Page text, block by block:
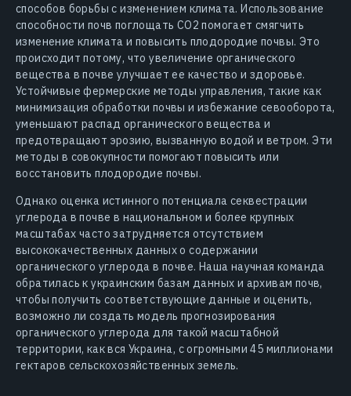
способов борьбы с изменением климата. Использование
способности почв поглощать CO2 помогает смягчить
изменение климата и повысить плодородие почвы. Это
происходит потому, что увеличение органического
вещества в почве улучшает ее качество и здоровье.
Устойчивые фермерские методы управления, такие как
минимизация обработки почвы и избежание севооборота,
уменьшают распад органического вещества и
предотвращают эрозию, вызванную водой и ветром. Эти
методы в совокупности помогают повысить или
восстановить плодородие почвы.
Однако оценка истинного потенциала секвестрации
углерода в почве в национальном и более крупных
масштабах часто затрудняется отсутствием
высококачественных данных о содержании
органического углерода в почве. Наша научная команда
обратилась к украинским базам данных и архивам почв,
чтобы получить соответствующие данные и оценить,
возможно ли создать модель прогнозирования
органического углерода для такой масштабной
территории, как вся Украина, с огромными 45 миллионами
гектаров сельскохозяйственных земель.